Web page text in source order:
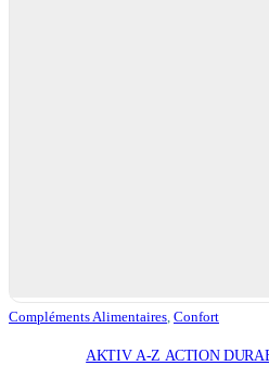
Compléments Alimentaires, Confort
AKTIV A-Z ACTION